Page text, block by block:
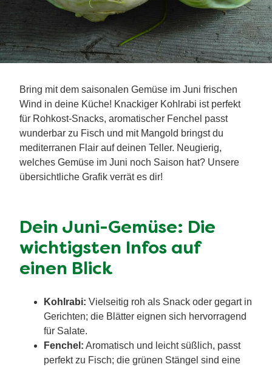
Bring mit dem saisonalen Gemüse im Juni frischen
Wind in deine Küche! Knackiger Kohlrabi ist perfekt
für Rohkost-Snacks, aromatischer Fenchel passt
wunderbar zu Fisch und mit Mangold bringst du
mediterranen Flair auf deinen Teller. Neugierig,
welches Gemüse im Juni noch Saison hat? Unsere
übersichtliche Grafik verrät es dir!
Dein Juni-Gemüse: Die
wichtigsten Infos auf
einen Blick
Kohlrabi: Vielseitig roh als Snack oder gegart in
Gerichten; die Blätter eignen sich hervorragend
für Salate.
Fenchel: Aromatisch und leicht süßlich, passt
perfekt zu Fisch; die grünen Stängel sind eine